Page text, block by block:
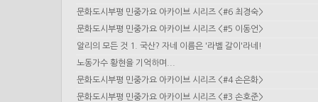
문화도시부평 민중가요 아카이브 시리즈 <#6 최경숙>
문화도시부평 민중가요 아카이브 시리즈 <#5 이동언>
알리의 모든 것 1. 국산? 자네 이름은 '라벨 갈이'라네!
노동가수 황현을 기억하며...
문화도시부평 민중가요 아카이브 시리즈 <#4 손은화>
문화도시부평 민중가요 아카이브 시리즈 <#3 손호준>